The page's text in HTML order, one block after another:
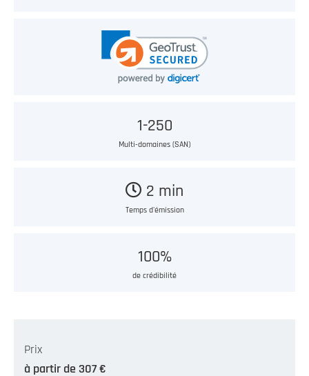
1-250
Multi-domaines (SAN)
2 min
Temps d'émission
100%
de crédibilité
Prix
à partir de 307 €